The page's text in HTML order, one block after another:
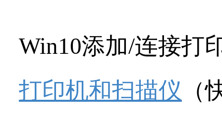
Win10添加/连接打
打印机和扫描仪 （